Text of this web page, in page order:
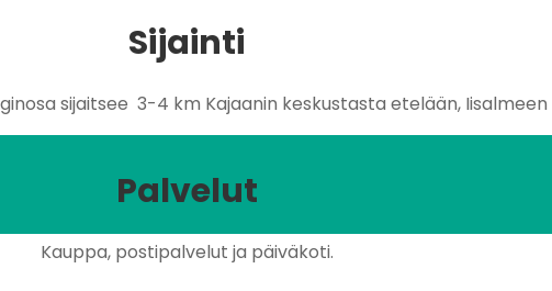
Sijainti
sijaitsee 3-4 km Kajaanin keskustasta etelään, Iisalmeen
Palvelut
Kauppa, postipalvelut ja päiväkoti.